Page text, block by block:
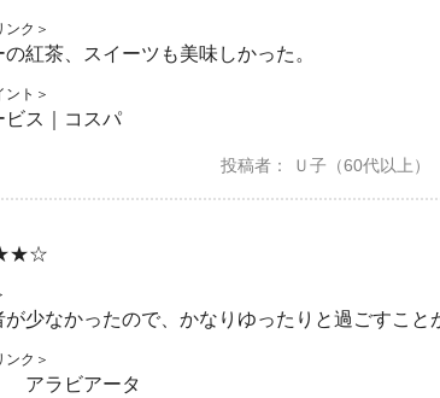
ンク＞
紅茶、スイーツも美味しかった。
ント＞
ビス｜コスパ
投稿者 Ｕ子 （60代以上）
少なかったので、かなりゆったりと過ごすこと
ンク＞
アラビアータ